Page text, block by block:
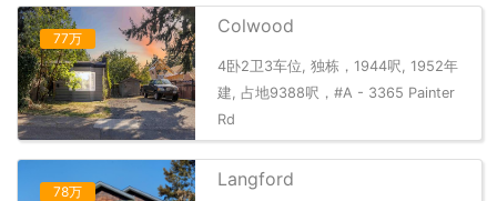
77万
Colwood
4卧2卫3车位, 独栋，1944呎, 1952年
建, 占地9388呎，#A - 3365 Painter
Rd
78万
Langford